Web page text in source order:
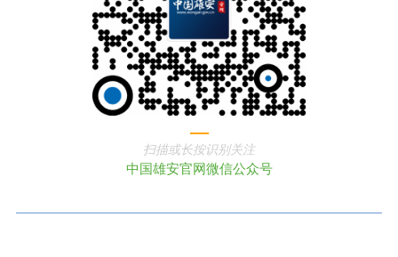
扫描或长按识别关注
中国雄安官网微信公众号